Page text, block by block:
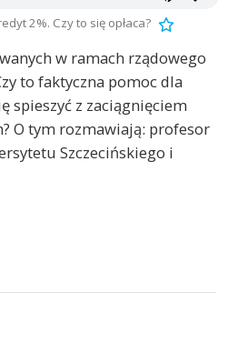
2%. Czy to się opłaca?
w ramach rządowego
to faktyczna pomoc dla
spieszyć z zaciągnięciem
O tym rozmawiają: profesor
Szczecińskiego i